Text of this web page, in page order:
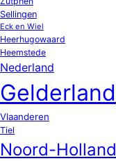
Sellingen
Eck en Wiel
Heerhugowaard
Heemstede
Nederland
Gelderland
Vlaanderen
Tiel
Noord-Holland